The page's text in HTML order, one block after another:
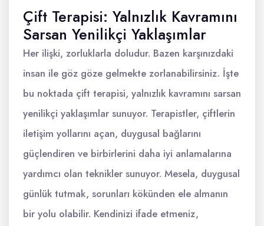
Çift Terapisi: Yalnızlık Kavramını
Sarsan Yenilikçi Yaklaşımlar
Her ilişki, zorluklarla doludur. Bazen karşınızdaki
insan ile göz göze gelmekte zorlanabilirsiniz. İşte
bu noktada çift terapisi, yalnızlık kavramını sarsan
yenilikçi yaklaşımlar sunuyor. Terapistler, çiftlerin
iletişim yollarını açan, duygusal bağlarını
güçlendiren ve birbirlerini daha iyi anlamalarına
yardımcı olan teknikler sunuyor. Mesela, duygusal
günlük tutmak, sorunları kökünden ele almanın
bir yolu olabilir. Kendinizi ifade etmeniz,